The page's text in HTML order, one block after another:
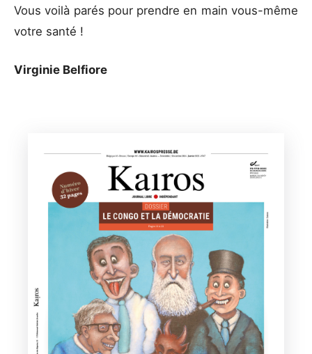
Vous voilà parés pour prendre en main vous-même
votre santé !
Virginie Belfiore